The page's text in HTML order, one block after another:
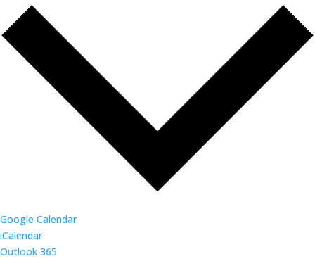
Google Calendar
iCalendar
Outlook 365